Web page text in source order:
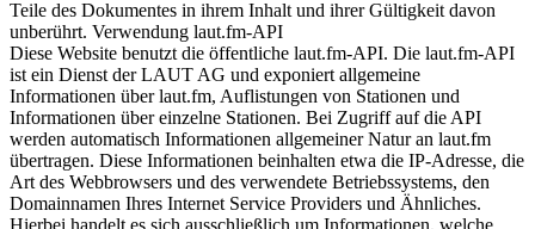
Teile des Dokumentes in ihrem Inhalt und ihrer Gültigkeit davon
unberührt. Verwendung laut.fm-API
Diese Website benutzt die öffentliche laut.fm-API. Die laut.fm-API
ist ein Dienst der LAUT AG und exponiert allgemeine
Informationen über laut.fm, Auflistungen von Stationen und
Informationen über einzelne Stationen. Bei Zugriff auf die API
werden automatisch Informationen allgemeiner Natur an laut.fm
übertragen. Diese Informationen beinhalten etwa die IP-Adresse, die
Art des Webbrowsers und des verwendete Betriebssystems, den
Domainnamen Ihres Internet Service Providers und Ähnliches.
Hierbei handelt es sich ausschließlich um Informationen, welche